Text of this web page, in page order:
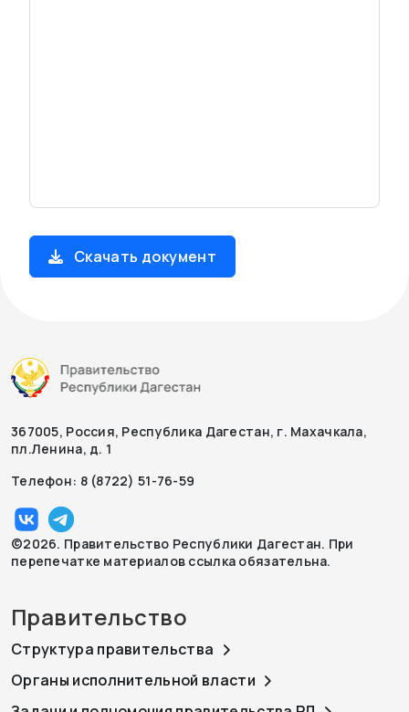
Скачать документ
367005, Россия, Республика Дагестан, г. Махачкала,
пл.Ленина, д. 1
Телефон: 8 (8722) 51-76-59
©2026. Правительство Республики Дагестан. При
перепечатке материалов ссылка обязательна.
Правительство
Структура правительства
Органы исполнительной власти